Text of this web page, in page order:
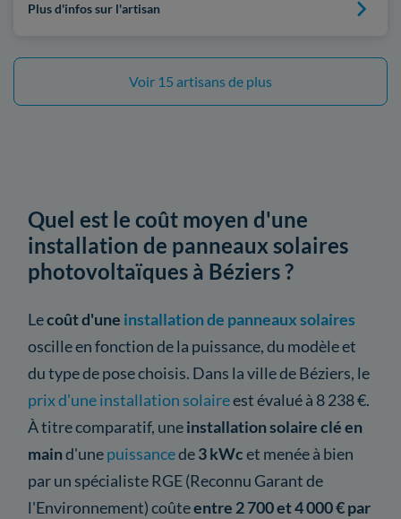
Plus d'infos sur l'artisan
Voir 15 artisans de plus
Quel est le coût moyen d'une
installation de panneaux solaires
photovoltaïques à Béziers ?
Lecoût d'une installation de panneaux solaires
oscille en fonction de la puissance, du modèle et
du type de pose choisis. Dans la ville de Béziers, le
prix d'une installation solaireest évalué à 8 238 €.
À titre comparatif, uneinstallation solaire clé en
maind'unepuissancede3 kWcet menée à bien
par un spécialiste RGE (Reconnu Garant de
l'Environnement) coûteentre 2 700 et 4 000 € par